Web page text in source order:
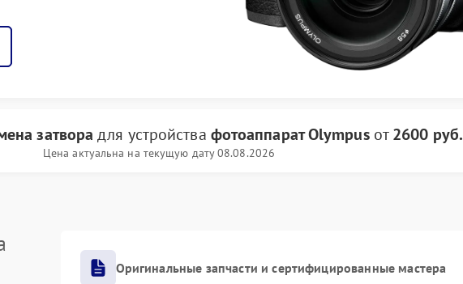
затвора для устройства фотоаппарат Olympusот2600 руб.
Цена актуальна на текущую дату 08.08.2026
Оригинальные запчасти и сертифицированные мастера